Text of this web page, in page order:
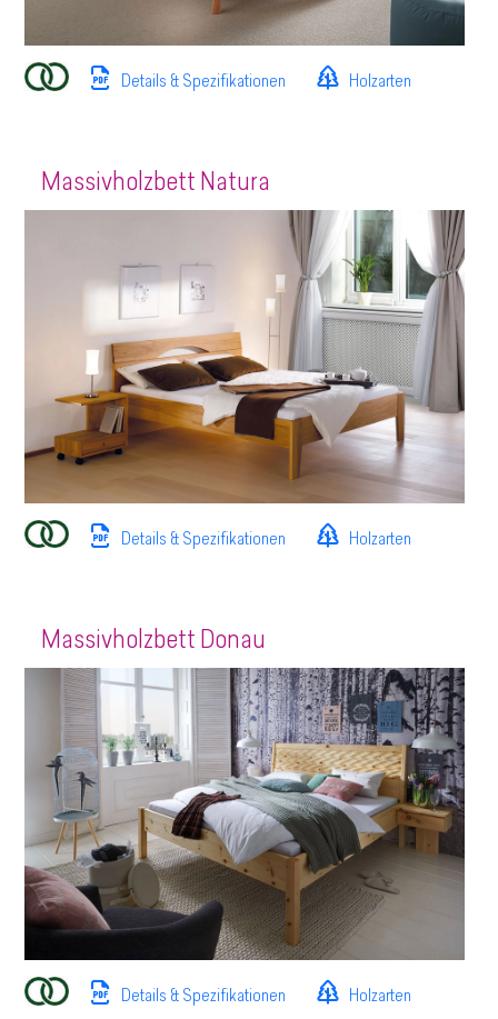
Details & Spezifikationen Holzarten
Massivholzbett Natura
Details & Spezifikationen Holzarten
Massivholzbett Donau
Details & Spezifikationen Holzarten